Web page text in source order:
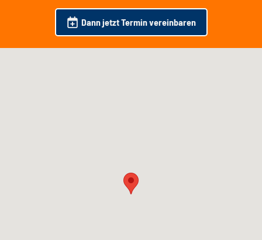
Dann jetzt Termin vereinbaren